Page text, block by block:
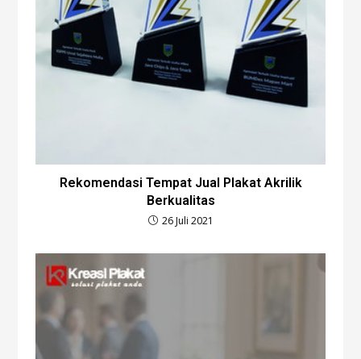
Rekomendasi Tempat Jual Plakat Akrilik
Berkualitas
26 Juli 2021